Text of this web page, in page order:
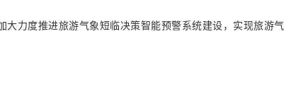
力度推进旅游气象短临决策智能预警系统建设，实现旅游气